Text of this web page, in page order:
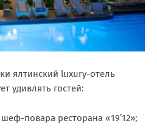
ялтинский luxury-отель
удивлять гостей:
повара ресторана «19’12»;